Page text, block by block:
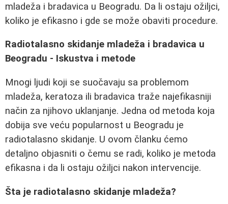
mladeža i bradavica u Beogradu. Da li ostaju ožiljci,
koliko je efikasno i gde se može obaviti procedure.
Radiotalasno skidanje mladeža i bradavica u
Beogradu - Iskustva i metode
Mnogi ljudi koji se suočavaju sa problemom
mladeža, keratoza ili bradavica traže najefikasniji
način za njihovo uklanjanje. Jedna od metoda koja
dobija sve veću popularnost u Beogradu je
radiotalasno skidanje. U ovom članku ćemo
detaljno objasniti o čemu se radi, koliko je metoda
efikasna i da li ostaju ožiljci nakon intervencije.
Šta je radiotalasno skidanje mladeža?